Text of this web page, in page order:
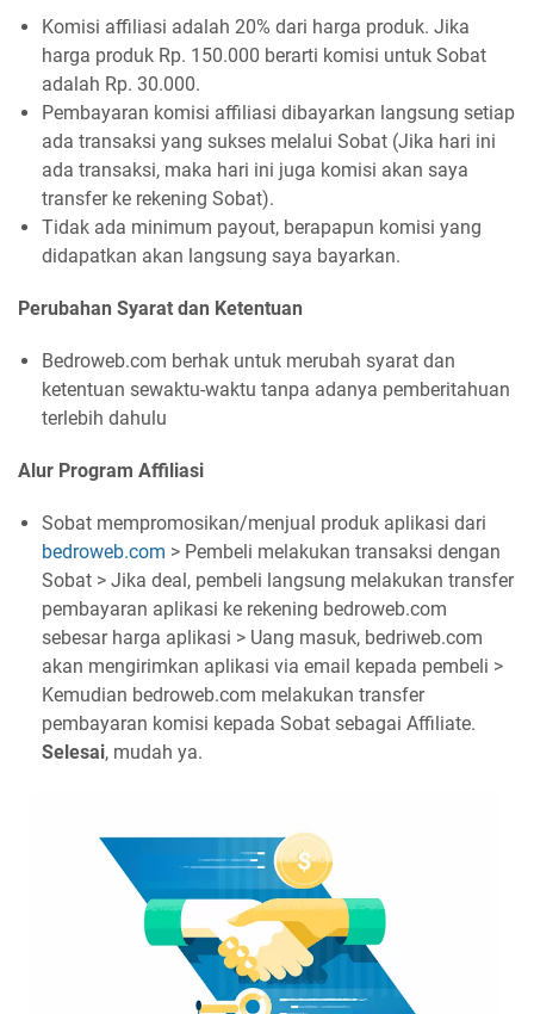
Komisi affiliasi adalah 20% dari harga produk. Jika
harga produk Rp. 150.000 berarti komisi untuk Sobat
adalah Rp. 30.000.
Pembayaran komisi affiliasi dibayarkan langsung setiap
ada transaksi yang sukses melalui Sobat (Jika hari ini
ada transaksi, maka hari ini juga komisi akan saya
transfer ke rekening Sobat).
Tidak ada minimum payout, berapapun komisi yang
didapatkan akan langsung saya bayarkan.
Perubahan Syarat dan Ketentuan
Bedroweb.com berhak untuk merubah syarat dan
ketentuan sewaktu-waktu tanpa adanya pemberitahuan
terlebih dahulu
Alur Program Affiliasi
Sobat mempromosikan/menjual produk aplikasi dari
bedroweb.com > Pembeli melakukan transaksi dengan
Sobat > Jika deal, pembeli langsung melakukan transfer
pembayaran aplikasi ke rekening bedroweb.com
sebesar harga aplikasi > Uang masuk, bedriweb.com
akan mengirimkan aplikasi via email kepada pembeli >
Kemudian bedroweb.com melakukan transfer
pembayaran komisi kepada Sobat sebagai Affiliate.
Selesai, mudah ya.